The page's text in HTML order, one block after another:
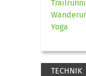
Yoga
TECHNIK